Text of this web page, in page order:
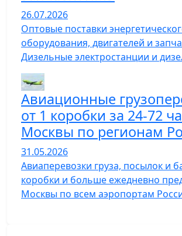
26.07.2026
Оптовые поставки
оборудования, двигателей и
Дизельные электростанции и
Авиационные
от 1 коробки за 24-72
Москвы по регионам
31.05.2026
Авиаперевозки груза, посылок и
коробки и больше ежедневно
Москвы по всем аэропортам